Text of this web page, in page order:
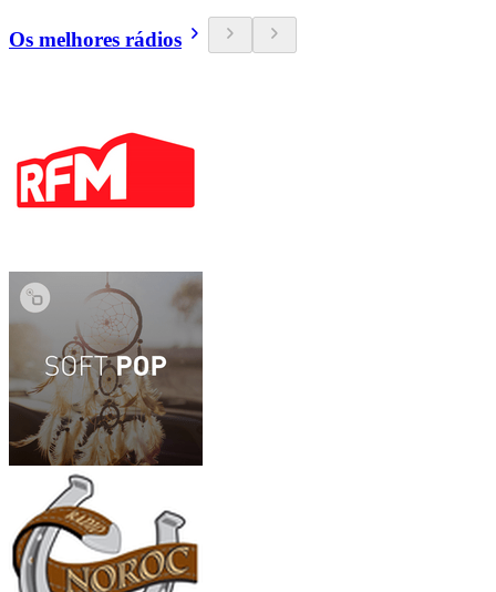
Os melhores rádios